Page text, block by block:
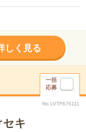
しく見る
一括
応募
No.LVTF676111
セキ